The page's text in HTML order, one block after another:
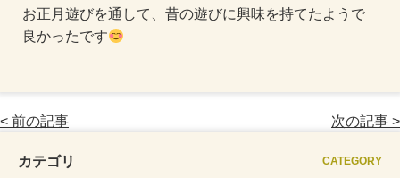
お正月遊びを通して、昔の遊びに興味を持てたようで
良かったです
< 前の記事 次の記事 >
カテゴリ CATEGORY